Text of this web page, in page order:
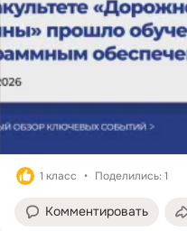
1 класс Поделились: 1
Комментировать